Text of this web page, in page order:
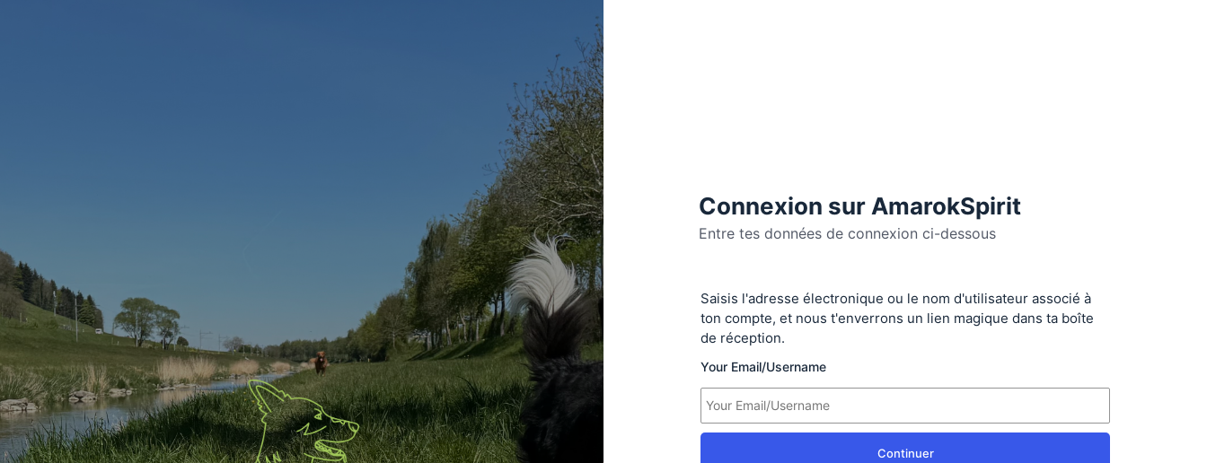
Connexion sur AmarokSpirit
Entre tes données de connexion ci-dessous
Se
connecter
Saisis l'adresse électronique ou le nom d'utilisateur associé à
ton compte, et nous t'enverrons un lien magique dans ta boîte
de réception.
Your Email/Username
Continuer